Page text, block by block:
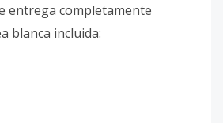
entrega completamente
blanca incluida: